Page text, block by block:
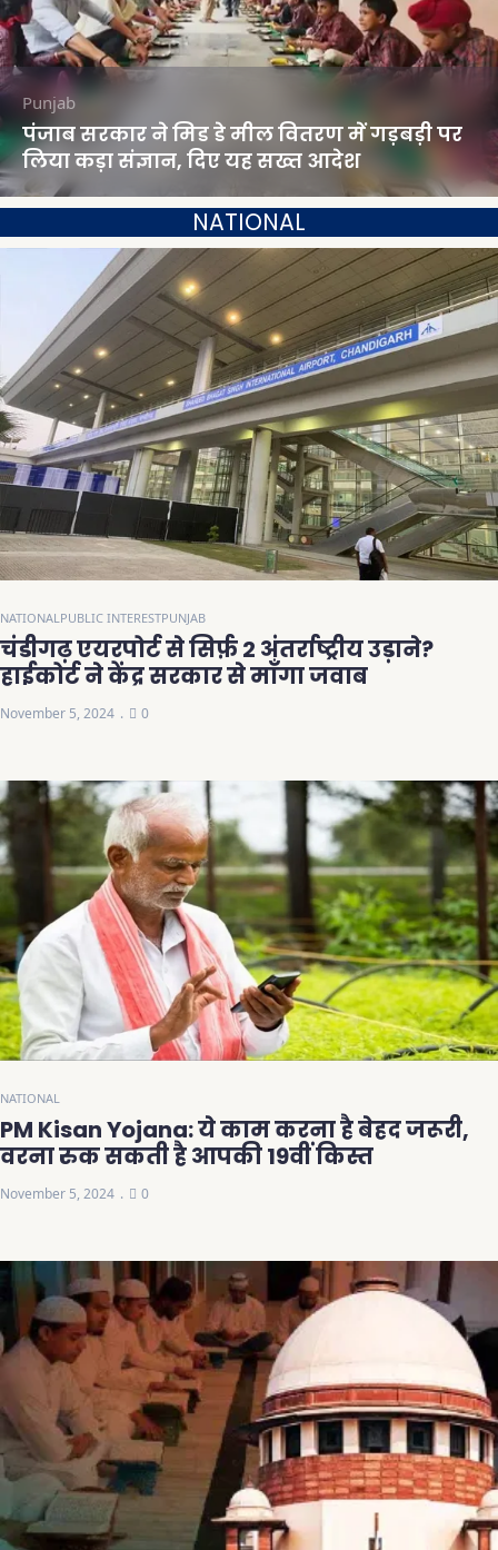
Punjab
पंजाब सरकार ने मिड डे मील वितरण में गड़बड़ी पर
लिया कड़ा संज्ञान, दिए यह सख्त आदेश
NATIONAL
NATIONAL PUBLIC INTERESTPUNJAB
चंडीगढ़ एयरपोर्ट से सिर्फ़ 2 अंतर्राष्ट्रीय उड़ाने?
हाईकोर्ट ने केंद्र सरकार से माँगा जवाब
November 5, 2024 0
NATIONAL
PM Kisan Yojana: ये काम करना है बेहद जरूरी,
वरना रुक सकती है आपकी 19वीं किस्त
November 5, 2024 0